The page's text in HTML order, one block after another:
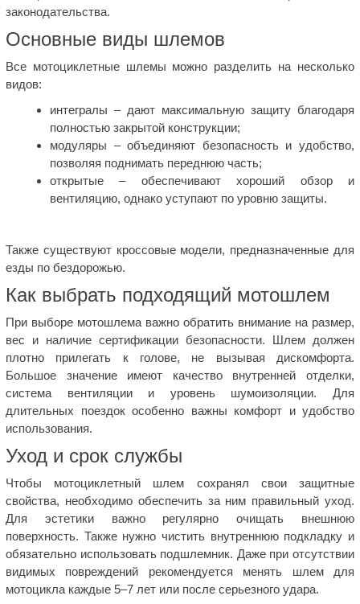
законодательства.
Основные виды шлемов
Все мотоциклетные шлемы можно разделить на несколько
видов:
интегралы – дают максимальную защиту благодаря
полностью закрытой конструкции;
модуляры – объединяют безопасность и удобство,
позволяя поднимать переднюю часть;
открытые – обеспечивают хороший обзор и
вентиляцию, однако уступают по уровню защиты.
Также существуют кроссовые модели, предназначенные для
езды по бездорожью.
Как выбрать подходящий мотошлем
При выборе мотошлема важно обратить внимание на размер,
вес и наличие сертификации безопасности. Шлем должен
плотно прилегать к голове, не вызывая дискомфорта.
Большое значение имеют качество внутренней отделки,
система вентиляции и уровень шумоизоляции. Для
длительных поездок особенно важны комфорт и удобство
использования.
Уход и срок службы
Чтобы мотоциклетный шлем сохранял свои защитные
свойства, необходимо обеспечить за ним правильный уход.
Для эстетики важно регулярно очищать внешнюю
поверхность. Также нужно чистить внутреннюю подкладку и
обязательно использовать подшлемник. Даже при отсутствии
видимых повреждений рекомендуется менять шлем для
мотоцикла каждые 5–7 лет или после серьезного удара.